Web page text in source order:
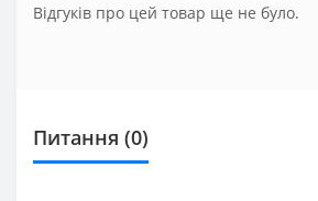
Відгуків про цей товар ще не було.
Питання (0)